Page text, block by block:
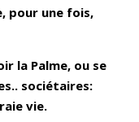
pour une fois,
la Palme, ou se
sociétaires:
vie.